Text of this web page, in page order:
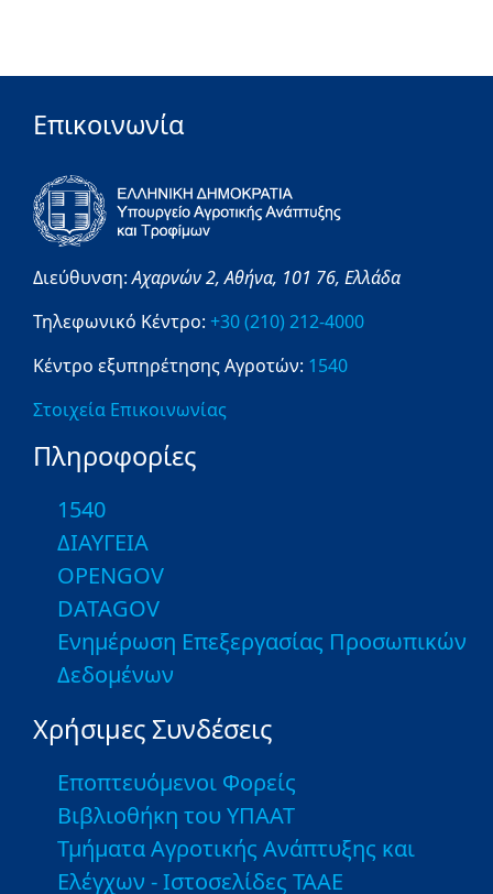
Επικοινωνία
Διεύθυνση:Αχαρνών 2,Αθήνα, 101 76, Ελλάδα
Τηλεφωνικό Κέντρο: +30 (210) 212-4000
Κέντρο εξυπηρέτησης Αγροτών: 1540
Στοιχεία Επικοινωνίας
Πληροφορίες
1540
ΔΙΑΥΓΕΙΑ
OPENGOV
DATAGOV
Ενημέρωση Επεξεργασίας Προσωπικών
Δεδομένων
Χρήσιμες Συνδέσεις
Εποπτευόμενοι Φορείς
Βιβλιοθήκη του ΥΠΑΑΤ
Τμήματα Αγροτικής Ανάπτυξης και
Ελέγχων - Ιστοσελίδες ΤΑΑΕ